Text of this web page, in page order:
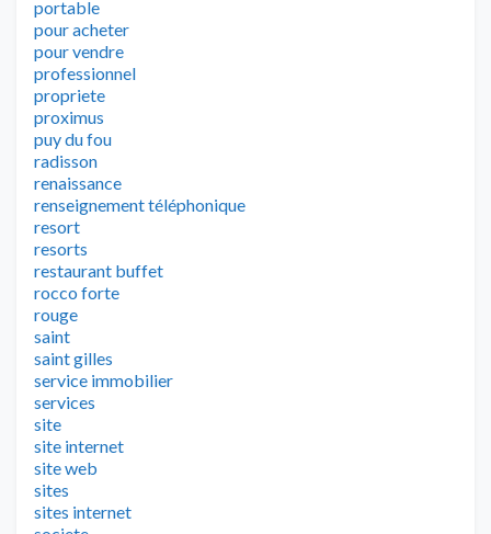
portable
pour acheter
pour vendre
professionnel
propriete
proximus
puy du fou
radisson
renaissance
renseignement téléphonique
resort
resorts
restaurant buffet
rocco forte
rouge
saint
saint gilles
service immobilier
services
site
site internet
site web
sites
sites internet